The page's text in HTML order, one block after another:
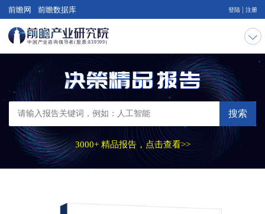
前瞻网 前瞻数据库 登陆 注册
搜索
3000+ 精品报告，点击查看>>